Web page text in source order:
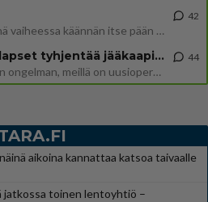
Mutta mies vain tuijottaa, siinä vaiheessa käännän itse pään pois. Mikä juttu? Yleensä jos joku tuijottaa tai katsoo, hä
42
Uusioperheen aikuiset lapset tyhjentää jääkaapin käydessään
Miten selvittäisitte seuraavan ongelman, meillä on uusioperhe, minulla teini-ikäiset lapset ja puolisolla aikuiset, jotk
44
aikoina kannattaa katsoa taivaalle
jatkossa toinen lentoyhtiö –